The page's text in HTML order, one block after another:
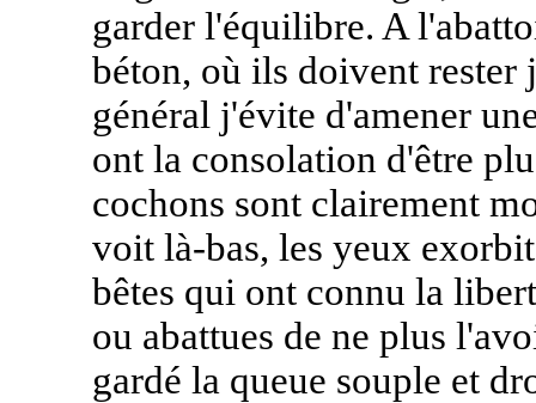
garder l'équilibre. A
béton, où ils doivent rester
général j'évite d'amener
ont la consolation d'être
cochons sont clairement
voit là-bas, les yeux
bêtes qui ont connu la
ou abattues de ne plus
gardé la queue souple et